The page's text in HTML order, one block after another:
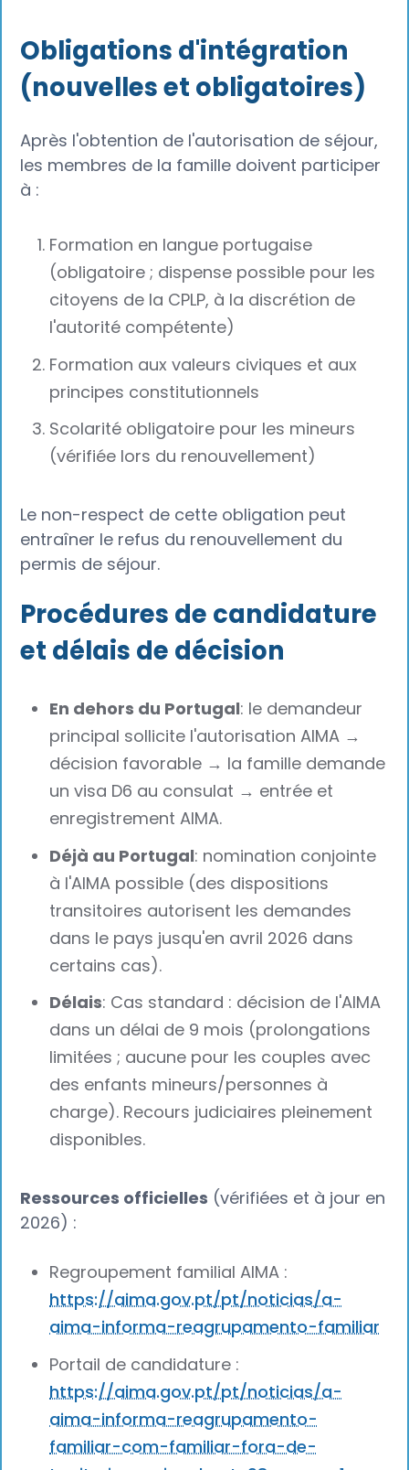
Obligations d'intégration
(nouvelles et obligatoires)
Après l'obtention de l'autorisation de séjour,
les membres de la famille doivent participer
à :
Formation en langue portugaise
(obligatoire ; dispense possible pour les
citoyens de la CPLP, à la discrétion de
l'autorité compétente)
Formation aux valeurs civiques et aux
principes constitutionnels
Scolarité obligatoire pour les mineurs
(vérifiée lors du renouvellement)
Le non-respect de cette obligation peut
entraîner le refus du renouvellement du
permis de séjour.
Procédures de candidature
et délais de décision
En dehors du Portugal: le demandeur
principal sollicite l'autorisation AIMA →
décision favorable → la famille demande
un visa D6 au consulat → entrée et
enregistrement AIMA.
Déjà au Portugal: nomination conjointe
à l'AIMA possible (des dispositions
transitoires autorisent les demandes
dans le pays jusqu'en avril 2026 dans
certains cas).
Délais: Cas standard : décision de l'AIMA
dans un délai de 9 mois (prolongations
limitées ; aucune pour les couples avec
des enfants mineurs/personnes à
charge). Recours judiciaires pleinement
disponibles.
Ressources officielles (vérifiées et à jour en
2026) :
Regroupement familial AIMA :
https://aima.gov.pt/pt/noticias/a-
aima-informa-reagrupamento-familiar
Portail de candidature :
https://aima.gov.pt/pt/noticias/a-
aima-informa-reagrupamento-
familiar-com-familiar-fora-de-